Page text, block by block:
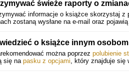
świeże raporty o
informacje o książce skorzystaj z
zostaną wysłane na e-mail oraz
o książce innym
można poprzez polubienie
się napasku z opcjami, który znajduje się